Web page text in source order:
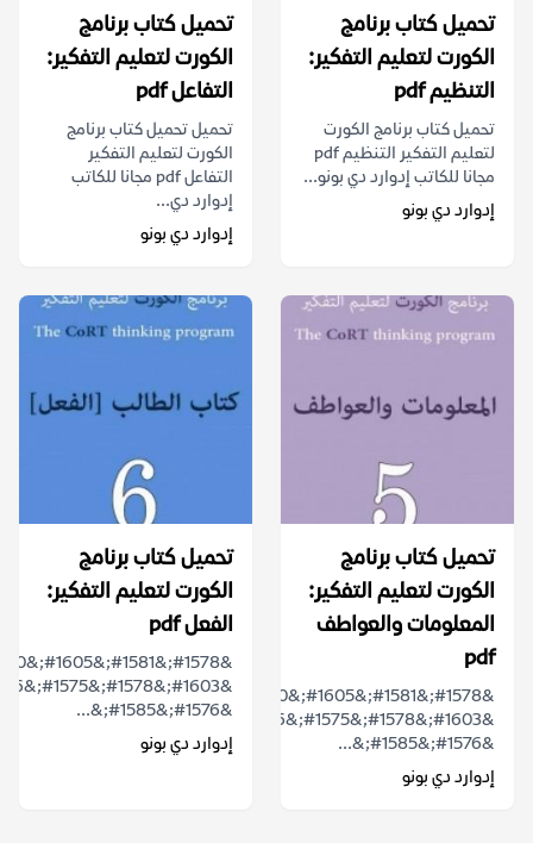
تحميل كتاب برنامج
الكورت لتعليم التفكير:
التنظيم pdf
تحميل كتاب برنامج الكورت
لتعليم التفكير التنظيم pdf
مجانا للكاتب إدوارد دي بونو...
إدوارد دي بونو
تحميل كتاب برنامج
الكورت لتعليم التفكير:
التفاعل pdf
تحميل تحميل كتاب برنامج
الكورت لتعليم التفكير
التفاعل pdf مجانا للكاتب
إدوارد دي...
إدوارد دي بونو
تحميل كتاب برنامج
الكورت لتعليم التفكير:
المعلومات والعواطف
pdf
&#1578;&#1581;&#1605;&#1610;&#1604;
&#1576;&#1585;&...
إدوارد دي بونو
تحميل كتاب برنامج
الكورت لتعليم التفكير:
الفعل pdf
&#1576;&#1585;&...
إدوارد دي بونو